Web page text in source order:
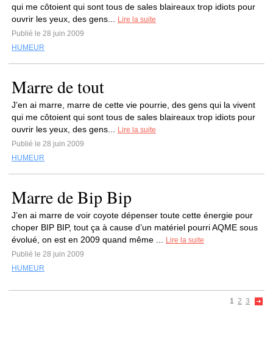
qui me côtoient qui sont tous de sales blaireaux trop idiots pour
ouvrir les yeux, des gens...
Lire la suite
Publié le 28 juin 2009
HUMEUR
Marre de tout
J’en ai marre, marre de cette vie pourrie, des gens qui la vivent
qui me côtoient qui sont tous de sales blaireaux trop idiots pour
ouvrir les yeux, des gens...
Lire la suite
Publié le 28 juin 2009
HUMEUR
Marre de Bip Bip
J’en ai marre de voir coyote dépenser toute cette énergie pour
choper BIP BIP, tout ça à cause d’un matériel pourri AQME sous
évolué, on est en 2009 quand même ...
Lire la suite
Publié le 28 juin 2009
HUMEUR
1 2 3